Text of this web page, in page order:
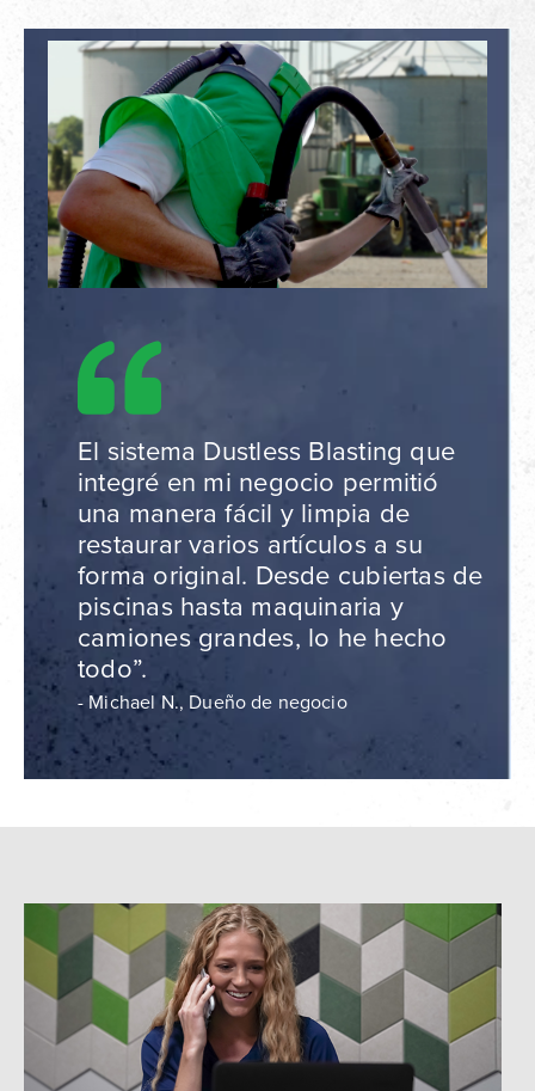
El sistema Dustless Blasting que
integré en mi negocio permitió
una manera fácil y limpia de
restaurar varios artículos a su
forma original. Desde cubiertas de
piscinas hasta maquinaria y
camiones grandes, lo he hecho
todo”.
- Michael N., Dueño de negocio